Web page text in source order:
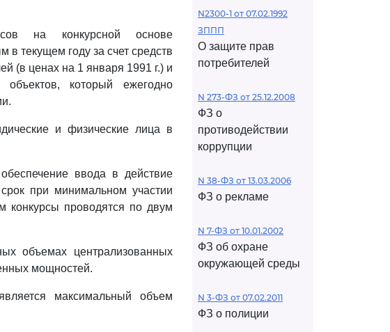
на конкурсной основе
текущем году за счет средств
(в ценах на 1 января 1991 г.) и
который ежегодно
и физические лица в
ввода в действие
при минимальном участии
конкурсы проводятся по двум
объемах централизованных
мощностей.
максимальный объем
N2300-1 от 07.02.1992
ЗППП
О защите прав
потребителей
N 273-ФЗ от 25.12.2008
ФЗ о
противодействии
коррупции
N 38-ФЗ от 13.03.2006
ФЗ о рекламе
N 7-ФЗ от 10.01.2002
ФЗ об охране
окружающей среды
N 3-ФЗ от 07.02.2011
ФЗ о полиции